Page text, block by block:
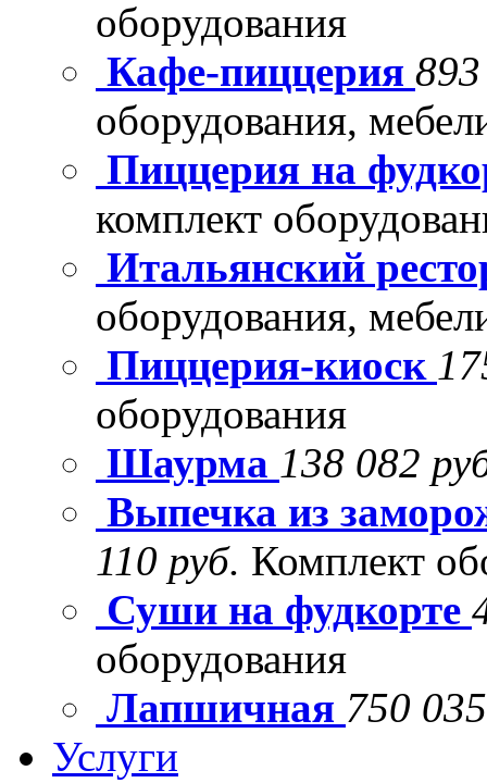
оборудования
Кафе-пиццерия
оборудования,
Пиццерия на
комплект
Итальянский
оборудования,
Пиццерия-киоск
оборудования
Шаурма 138 082
Выпечка из
110 руб. Комплект
Суши на фудкорте
оборудования
Лапшичная 750
Услуги